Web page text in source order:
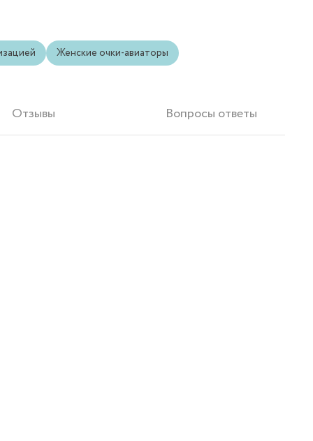
Женские очки-авиаторы
Отзывы Вопросы ответы